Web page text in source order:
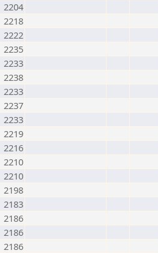
2204
2218
2222
2235
2233
2238
2233
2237
2233
2219
2216
2210
2210
2198
2183
2186
2186
2186